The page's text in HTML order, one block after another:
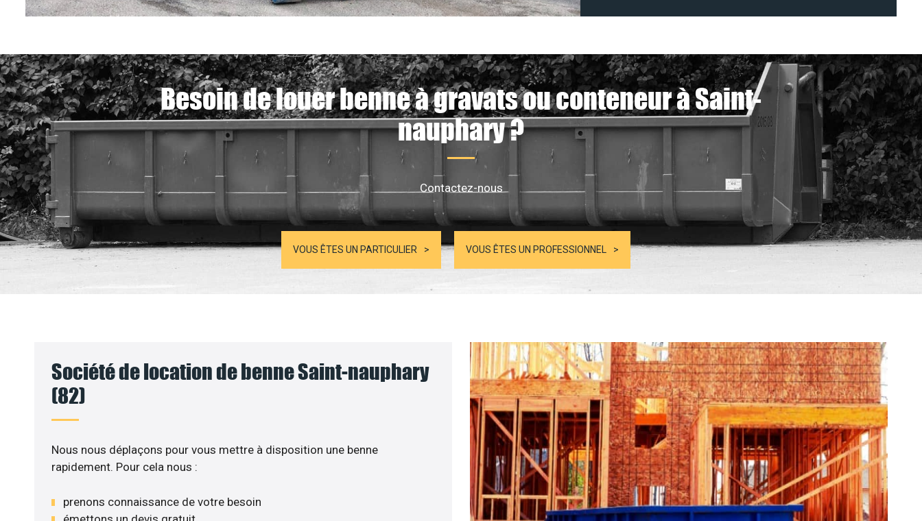
Besoin de louer benne à gravats ou conteneur à Saint-
nauphary ?
Contactez-nous
VOUS ÊTES UN PARTICULIER VOUS ÊTES UN PROFESSIONNEL
Société de location de benne Saint-nauphary
(82)
Nous nous déplaçons pour vous mettre à disposition une benne
rapidement. Pour cela nous :
prenons connaissance de votre besoin